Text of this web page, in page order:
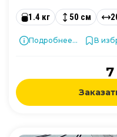
1.4 кг 50 см
Подробнее... В